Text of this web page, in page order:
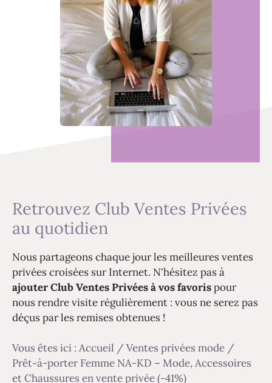
Retrouvez Club Ventes Privées
au quotidien
Nous partageons chaque jour les meilleures ventes
privées croisées sur Internet. N'hésitez pas à
ajouter Club Ventes Privées à vos favorispour
nous rendre visite régulièrement : vous ne serez pas
déçus par les remises obtenues !
Vous êtes ici : Accueil / Ventes privées mode /
Prêt-à-porter Femme NA-KD – Mode, Accessoires
et Chaussures en vente privée (-41%)